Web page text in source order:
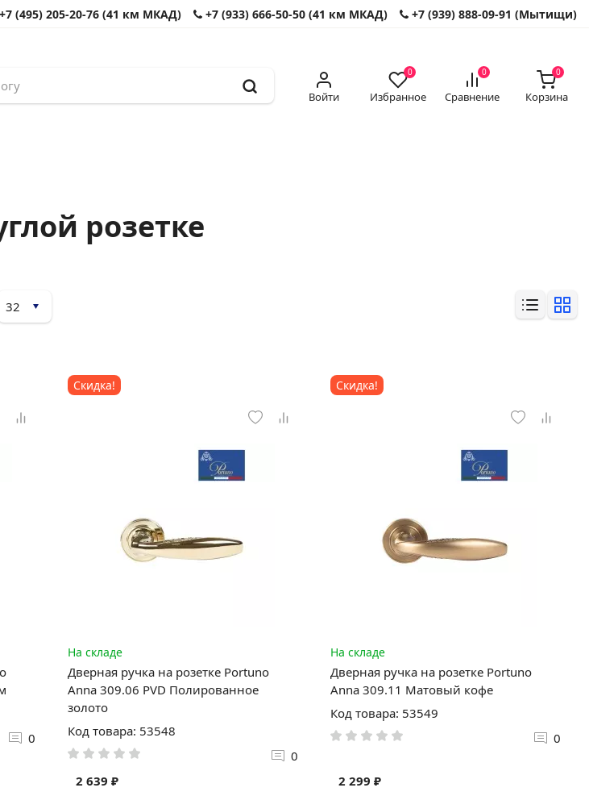
+7 (495) 205-20-76 (41 км МКАД) +7 (933) 666-50-50 (41 км МКАД) +7 (939) 888-09-91 (Мытищи)
Войти
0
Избранное
0
Сравнение
0
Корзина
розетке
0
Скидка!
На складе
Дверная ручка на розетке Portuno
Anna 309.06 PVD Полированное
золото
Код товара: 53548
0
2 639 ₽
Скидка!
На складе
Дверная ручка на розетке Portuno
Anna 309.11 Матовый кофе
Код товара: 53549
0
2 299 ₽